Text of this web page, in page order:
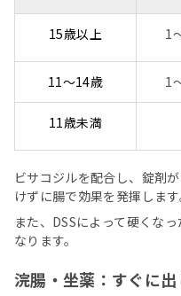
15歳以上
1
11～14歳
1
11歳未満
ビサコジルを配合し、錠剤
けずに腸で効果を発揮します
また、DSSによって硬くな
なります。
浣腸・坐薬：すぐに